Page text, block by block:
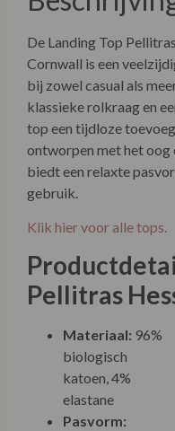
De Landing Top
Cornwall is een
bij zowel casual als
klassieke rolkraag en
top een tijdloze
ontworpen met het oog
biedt een relaxte
gebruik.
Klik hier voor alle tops.
Pellitras
Materiaal: 96%
Pasvorm:
Halslijn:Rolkraag
Mouwen:
Print:Pellitras